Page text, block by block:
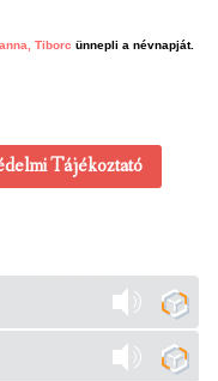
Tiborc ünnepli a névnapját.
Tájékoztató